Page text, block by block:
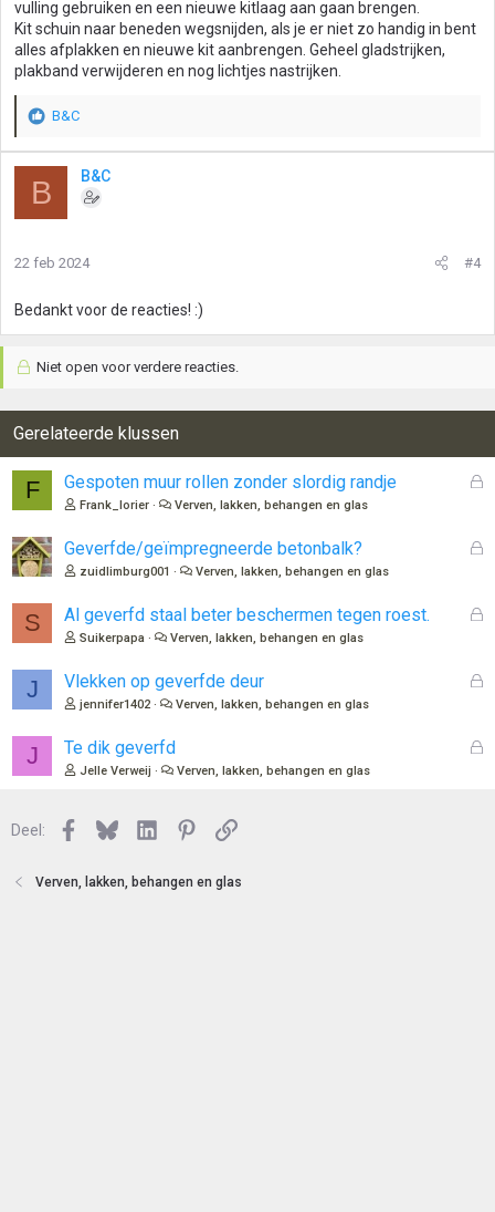
vulling gebruiken en een nieuwe kitlaag aan gaan brengen.
Kit schuin naar beneden wegsnijden, als je er niet zo handig in bent
alles afplakken en nieuwe kit aanbrengen. Geheel gladstrijken,
plakband verwijderen en nog lichtjes nastrijken.
W
a
d
e
i
g
:
B&C
B B&C
22 feb 2024 #4
Bedankt voor de reacties! :)
Niet open voor verdere reacties.
Gerelateerde klussen
F
G
n
Gespoten muur rollen zonder slordig randje
Frank_lorier Verven, lakken, behangen en glas
G
n
Geverfde/geïmpregneerde betonbalk?
zuidlimburg001 Verven, lakken, behangen en glas
S
G
n
Al geverfd staal beter beschermen tegen roest.
Suikerpapa Verven, lakken, behangen en glas
J
G
Vlekken op geverfde deur
jennifer1402 Verven, lakken, behangen en glas
J
G
Te dik geverfd
Jelle Verweij Verven, lakken, behangen en glas
Deel: Facebook
BlueskyLinkedInPinterest
Link
Verven, lakken, behangen en glas